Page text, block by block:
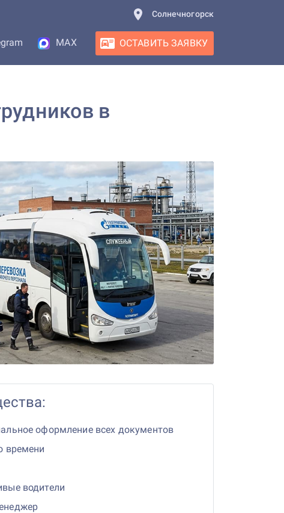
Солнечногорск
MAX ОСТАВИТЬ ЗАЯВКУ
в
оформление всех документов
времени
водители